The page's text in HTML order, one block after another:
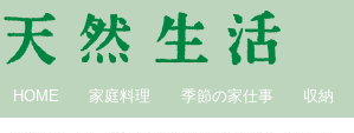
HOME 家庭料理 季節の家仕事 収納